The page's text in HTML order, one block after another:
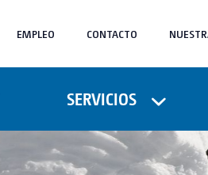
EMPLEO CONTACTO
SERVICIOS